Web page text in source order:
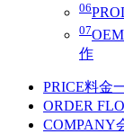
06
07
作
PRICE料金
ORDER
COMPANY